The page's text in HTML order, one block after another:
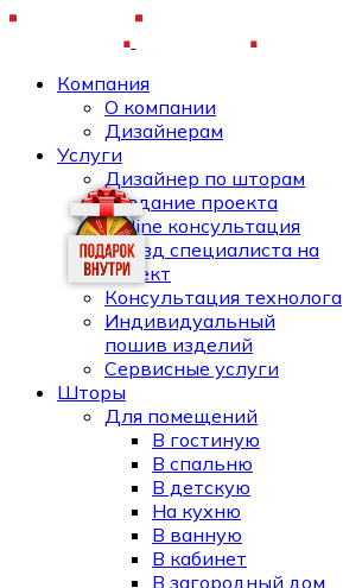
Компания
О компании
Дизайнерам
Услуги
Дизайнер по шторам
Создание проекта
Online консультация
Выезд специалиста на
объект
Консультация технолога
Индивидуальный
пошив изделий
Сервисные услуги
Шторы
Для помещений
В гостиную
В спальню
В детскую
На кухню
В ванную
В кабинет
В загородный дом